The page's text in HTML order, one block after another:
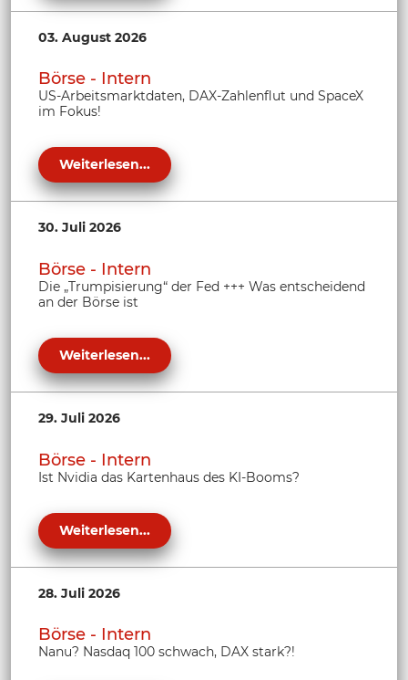
03. August 2026
Börse - Intern
US-Arbeitsmarktdaten, DAX-Zahlenflut und SpaceX
im Fokus!
Weiterlesen...
30. Juli 2026
Börse - Intern
Die „Trumpisierung“ der Fed +++ Was entscheidend
an der Börse ist
Weiterlesen...
29. Juli 2026
Börse - Intern
Ist Nvidia das Kartenhaus des KI-Booms?
Weiterlesen...
28. Juli 2026
Börse - Intern
Nanu? Nasdaq 100 schwach, DAX stark?!